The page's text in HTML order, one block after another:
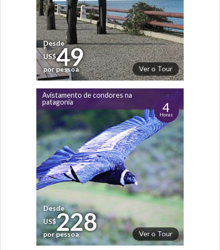
Ver o Tour
Desde
US$49
por pessoa
Avistamento de condores na
patagonia
4
Horas
Ver o Tour
Desde
US$228
por pessoa